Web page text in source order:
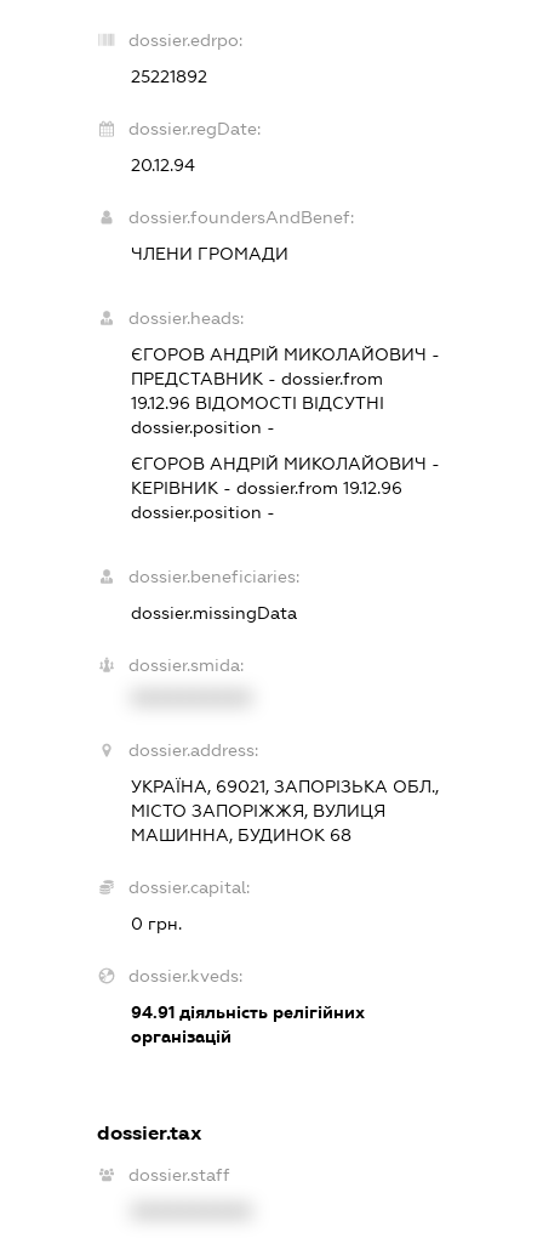
dossier.edrpo:
25221892
dossier.regDate:
20.12.94
dossier.foundersAndBenef:
ЧЛЕНИ ГРОМАДИ
dossier.heads:
ЄГОРОВ АНДРІЙ МИКОЛАЙОВИЧ -
ПРЕДСТАВНИК - dossier.from
19.12.96 ВІДОМОСТІ ВІДСУТНІ
dossier.position -
ЄГОРОВ АНДРІЙ МИКОЛАЙОВИЧ -
КЕРІВНИК - dossier.from 19.12.96
dossier.position -
dossier.beneficiaries:
dossier.missingData
dossier.smida:
dossier.address:
УКРАЇНА, 69021, ЗАПОРІЗЬКА ОБЛ.,
МІСТО ЗАПОРІЖЖЯ, ВУЛИЦЯ
МАШИННА, БУДИНОК 68
dossier.capital:
0 грн.
dossier.kveds:
94.91 діяльність релігійних
організацій
dossier.tax
dossier.staff